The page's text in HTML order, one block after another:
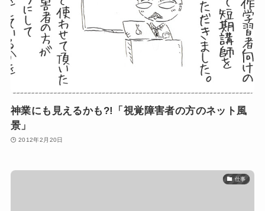
神業にも見えるかも?!「視覚障害者の方のネット風
景」
2012年2月20日
仕事